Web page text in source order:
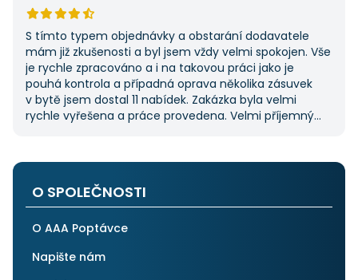
S tímto typem objednávky a obstarání dodavatele
mám již zkušenosti a byl jsem vždy velmi spokojen. Vše
je rychle zpracováno a i na takovou práci jako je
pouhá kontrola a případná oprava několika zásuvek
v bytě jsem dostal 11 nabídek. Zakázka byla velmi
rychle vyřešena a práce provedena. Velmi příjemný
po všech stránkách plně spolehnout.
O SPOLEČNOSTI
O AAA Poptávce
Napište nám